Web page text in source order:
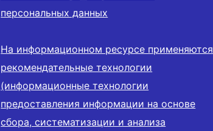
персональных данных
На информационном ресурсе применяются
рекомендательные технологии
(информационные технологии
предоставления информации на основе
сбора, систематизации и анализа